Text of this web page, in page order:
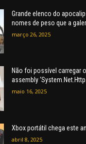
Grande elenco do
nomes de peso que a
março 26, 2025
Não foi possível carregar
assembly
uma de suas
maio 16, 2025
Xbox portátil chega este
abril 8, 2025